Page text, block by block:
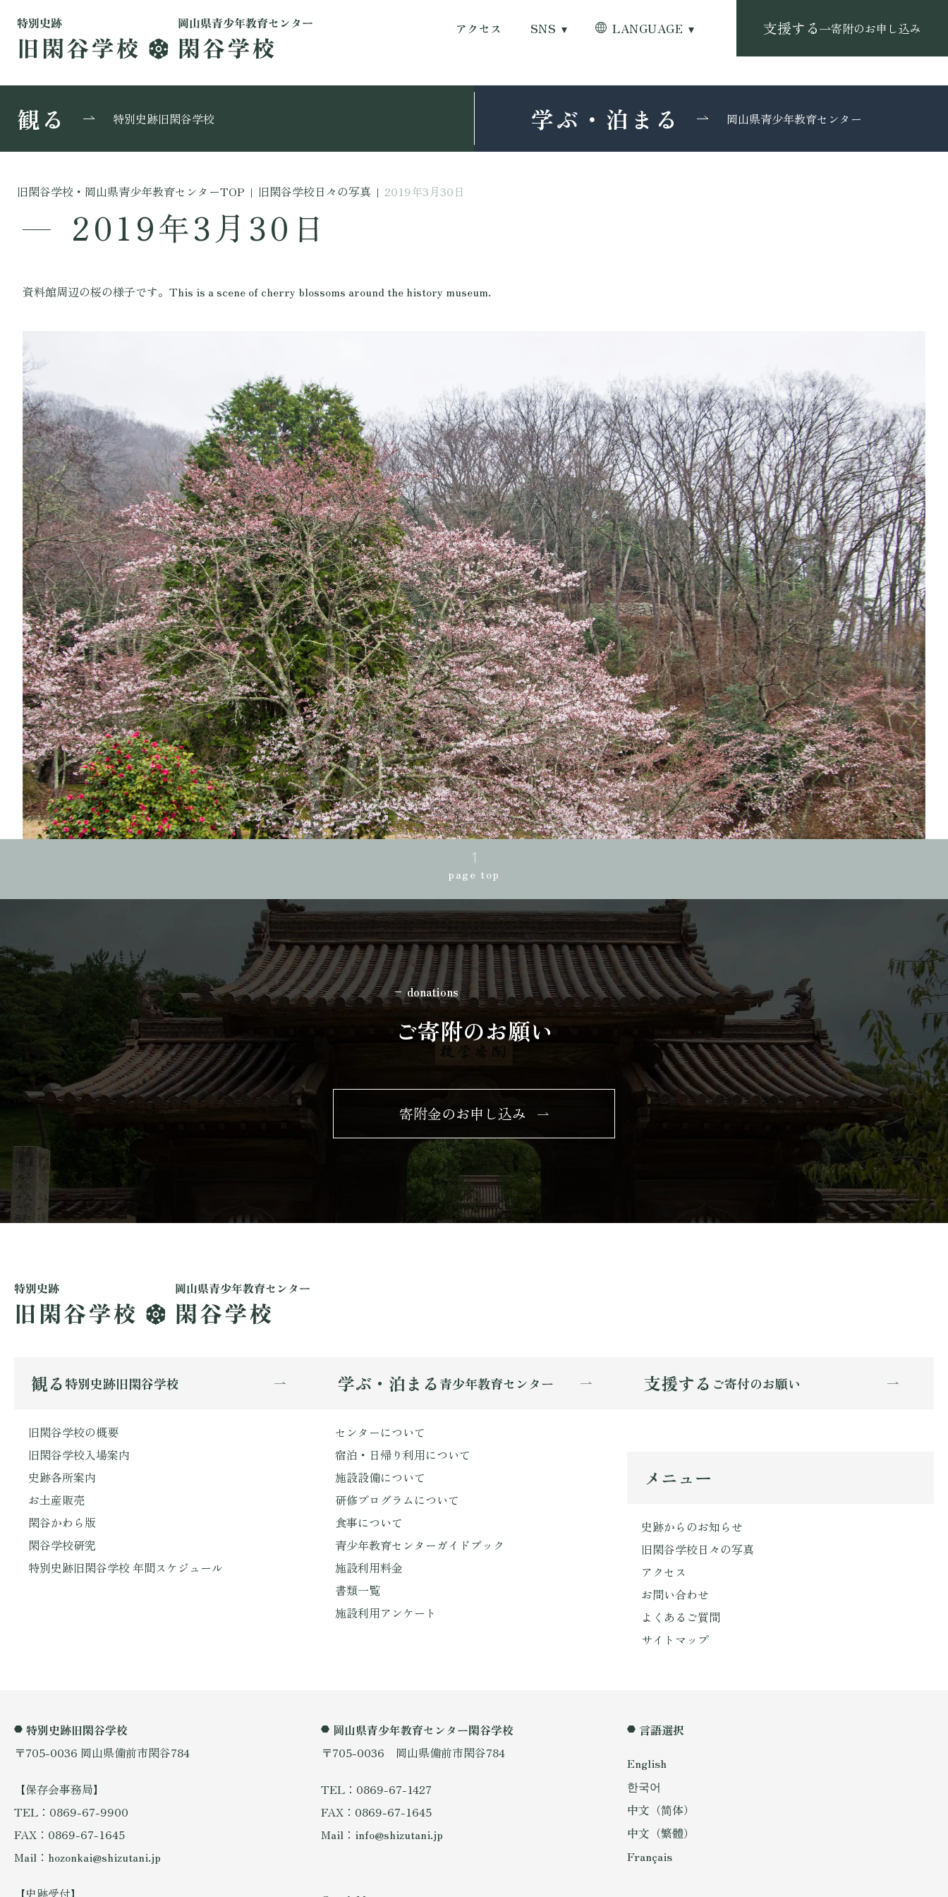
アクセス SNS LANGUAGE 支援する 寄附のお申し込み
観る 特別史跡旧閑谷学校 学ぶ・泊まる 岡山県青少年教育センター
旧閑谷学校・岡山県青少年教育センターTOP | 旧閑谷学校日々の写真 | 2019年3月30日
2019年3月30日
資料館周辺の桜の様子です。This is a scene of cherry blossoms around the history museum.
page top
donations
ご寄附のお願い
寄附金のお申し込み
観る特別史跡旧閑谷学校
旧閑谷学校の概要
旧閑谷学校入場案内
史跡各所案内
お土産販売
閑谷かわら版
閑谷学校研究
特別史跡旧閑谷学校 年間スケジュール
学ぶ・泊まる青少年教育センター
センターについて
宿泊・日帰り利用について
施設設備について
研修プログラムについて
食事について
青少年教育センターガイドブック
施設利用料金
書類一覧
施設利用アンケート
支援する ご寄付のお願い
メニュー
史跡からのお知らせ
旧閑谷学校日々の写真
アクセス
お問い合わせ
よくあるご質問
サイトマップ
特別史跡旧閑谷学校
〒705-0036 岡山県備前市閑谷784
【保存会事務局】
TEL：0869-67-9900
FAX：0869-67-1645
Mail：hozonkai@shizutani.jp
【史跡受付】
岡山県青少年教育センター閑谷学校
〒705-0036 岡山県備前市閑谷784
TEL：0869-67-1427
FAX：0869-67-1645
Mail：info@shizutani.jp
言語選択
English
한국어
中文（简体）
中文（繁體）
Français